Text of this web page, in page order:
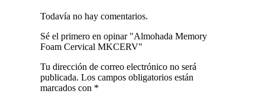
Todavía no hay comentarios.
Sé el primero en opinar "Almohada Memory
Foam Cervical MKCERV"
Tu dirección de correo electrónico no será
publicada. Los campos obligatorios están
marcados con *